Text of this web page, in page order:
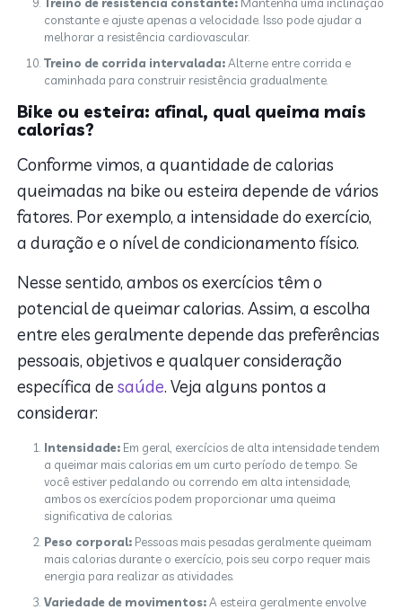
constante e ajuste apenas a velocidade. Isso pode ajudar a
melhorar a resistência cardiovascular.
Treino de corrida intervalada:Alterne entre corrida e
caminhada para construir resistência gradualmente.
Bike ou esteira: afinal, qual queima mais
calorias?
Conforme vimos, a quantidade de calorias
queimadas na bike ou esteira depende de vários
fatores. Por exemplo, a intensidade do exercício,
a duração e o nível de condicionamento físico.
Nesse sentido, ambos os exercícios têm o
potencial de queimar calorias. Assim, a escolha
entre eles geralmente depende das preferências
pessoais, objetivos e qualquer consideração
específica desaúde. Veja alguns pontos a
considerar:
Intensidade: Em geral, exercícios de alta intensidade tendem
a queimar mais calorias em um curto período de tempo. Se
você estiver pedalando ou correndo em alta intensidade,
ambos os exercícios podem proporcionar uma queima
significativa de calorias.
Peso corporal: Pessoas mais pesadas geralmente queimam
mais calorias durante o exercício, pois seu corpo requer mais
energia para realizar as atividades.
Variedade de movimentos:A esteira geralmente envolve